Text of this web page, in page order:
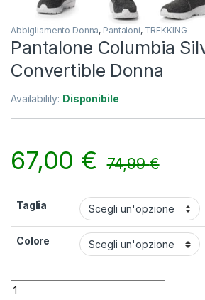
Abbigliamento Donna, Pantaloni, TREKKING
Pantalone Columbia
Convertible Donna
Availability: Disponibile
67,00 € 74,99€
Taglia
Colore
Pantalone Columbia Silver Ridge II